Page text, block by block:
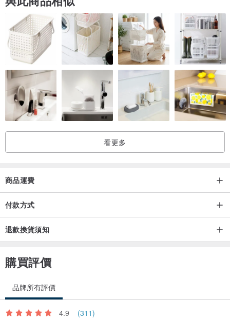
看更多
商品運費
付款方式
退款換貨須知
購買評價
品牌所有評價
4.9 (311)